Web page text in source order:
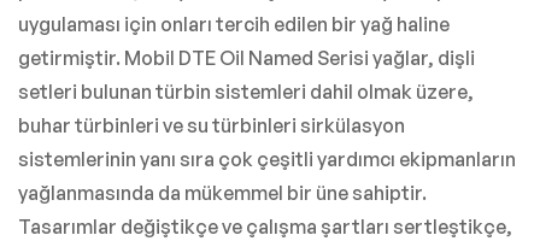
uygulaması için onları tercih edilen bir yağ haline
getirmiştir. Mobil DTE Oil Named Serisi yağlar, dişli
setleri bulunan türbin sistemleri dahil olmak üzere,
buhar türbinleri ve su türbinleri sirkülasyon
sistemlerinin yanı sıra çok çeşitli yardımcı ekipmanların
yağlanmasında da mükemmel bir üne sahiptir.
Tasarımlar değiştikçe ve çalışma şartları sertleştikçe,